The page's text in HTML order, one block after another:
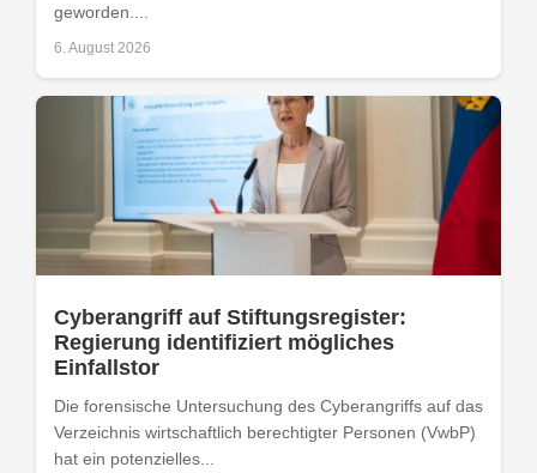
geworden....
6. August 2026
Cyberangriff auf Stiftungsregister:
Regierung identifiziert mögliches
Einfallstor
Die forensische Untersuchung des Cyberangriffs auf das
Verzeichnis wirtschaftlich berechtigter Personen (VwbP)
hat ein potenzielles...